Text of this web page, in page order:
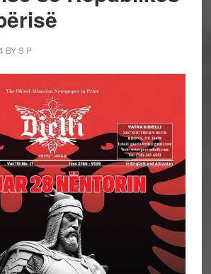
BYS P